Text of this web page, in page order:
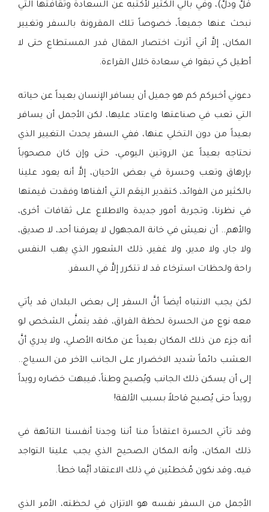
قلَّ ودلَّ)، وفي بالي الكثير لأكتبه عن السعادة وثقافتها التي
نبحث عنها جميعاً، خصوصاً تلك المقرونة بالسفر وتغيير
المكان، إلاَّ أني آثرت اختصار المقال قدر المستطاع حتى لا
أطيل كي تبقوا في سعادة خلال القراءة.
دعوني أخبركم كم هو جميل أن يسافر الإنسان بعيداً عن حياته
التي تعب في صناعتها واعتاد عليها، لكن الأجمل أن يسافر
بعيداً من دون التخلي عنها، ففي السفر يحدث التغيير الذي
نحتاجه بعيداً عن الروتين اليومي، حتى وإن كان مصحوباً
بإرهاق وتعب وحسرة في بعض الأحيان، إلاَّ أنه يعود علينا
بالكثير من الفوائد، كتقدير النِعَم التي ألفناها وفقدت قيمتها
في نظرنا، وتجربة أمور جديدة والاطلاع على ثقافات أخرى،
والأهم.. أن نعيش في خانة المجهول لا يعرفنا أحد، لا صديق،
ولا جار، ولا مدير، ولا غفير، ذلك الشعور الذي يهب النفس
راحة ولحظات استرخاء قد لا تتكرر إلاَّ في السفر.
لكن يجب الانتباه أيضاً أنَّ السفر إلى بعض البلدان قد يأتي
معه نوع من الحسرة لحظة الفراق، فقد يتمنَّى الشخص لو
أنه جزء من ذلك المكان بعيداً عن مكانه الأصلي، ولا يدري أنَّ
العشب دائماً شديد الاخضرار على الجانب الآخر من السياج..
إلى أن يسكن ذلك الجانب ويُصبح وطناً، فيبهت خضاره رويداً
رويداً حتى يُصبح قاحلاً بسبب الألفة!
وقد تأتي الحسرة اعتقاداً منا أننا وجدنا أنفسنا التائهة في
ذلك المكان، وأنه المكان الصحيح الذي يجب علينا التواجد
فيه، وقد نكون مُخطئين في ذلك الاعتقاد أيَّما خطأ.
الأجمل من السفر نفسه هو الاتزان في لحظته، الأمر الذي